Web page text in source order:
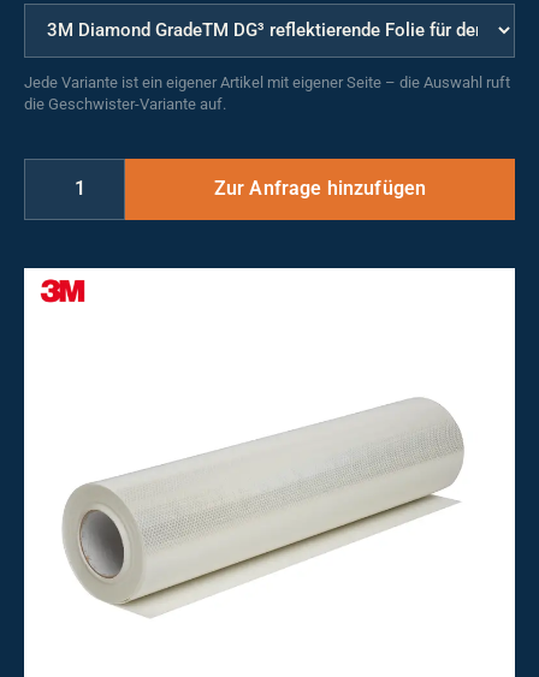
Jede Variante ist ein eigener Artikel mit eigener Seite – die Auswahl ruft
die Geschwister-Variante auf.